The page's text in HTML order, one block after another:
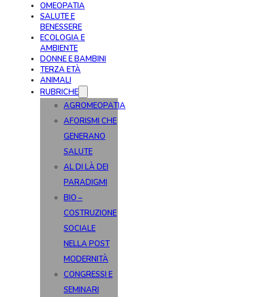
OMEOPATIA
SALUTE E
BENESSERE
ECOLOGIA E
AMBIENTE
DONNE E BAMBINI
TERZA ETÀ
ANIMALI
RUBRICHE
AGROMEOPATIA
AFORISMI CHE
GENERANO
SALUTE
AL DI LÀ DEI
PARADIGMI
BIO –
COSTRUZIONE
SOCIALE
NELLA POST
MODERNITÀ
CONGRESSI E
SEMINARI